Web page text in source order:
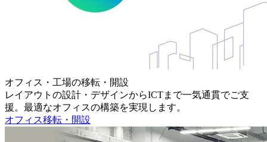
オフィス・工場の移転・開設
レイアウトの設計・デザインからICTまで一気通貫でご支
援。最適なオフィスの構築を実現します。
オフィス移転・開設